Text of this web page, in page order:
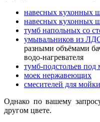
навесных кухонных
навесных кухонных
тумб напольных со
умывальников из
разными объёмами
водо-нагревателя
тумб-подстольев под
моек нержавеющих
смесителей для мойки
Однако по вашему
другом цвете.